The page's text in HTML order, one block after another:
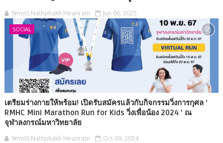
9motS Nathphakh Hiranratn Jun 06, 2025
SOCIAL
เตรียมร่างกายให้พร้อม! เปิดรับสมัครแล้วกับกิจกรรมวิ่งการกุศล ‘
RMHC Mini Marathon Run for Kids วิ่งเพื่อน้อง 2024 ’ ณ
จุฬาลงกรณ์มหาวิทยาลัย
9motS Nathphakh Hiranratn Oct 09, 2024